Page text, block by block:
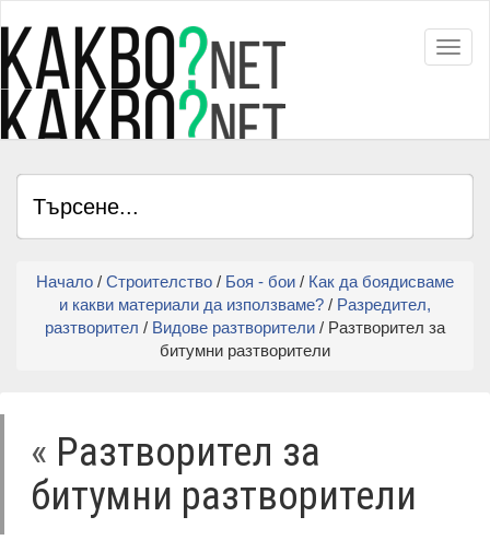
Начало / Строителство / Боя - бои / Как да боядисваме
и какви материали да използваме? / Разредител,
разтворител / Видове разтворители / Разтворител за
битумни разтворители
« Разтворител за
битумни разтворители